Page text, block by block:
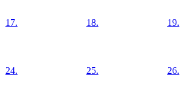
17. 18. 19.
24. 25. 26.